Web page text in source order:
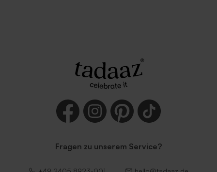
spitzer Klappe 'Nude'
Fragen zu unserem Service?